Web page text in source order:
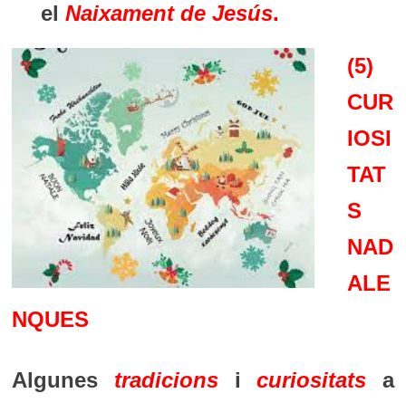
el Naixament de Jesús.
(5)
CUR
IOSI
TAT
S
NAD
ALE
NQUES
Algunes tradicionsicuriositats a